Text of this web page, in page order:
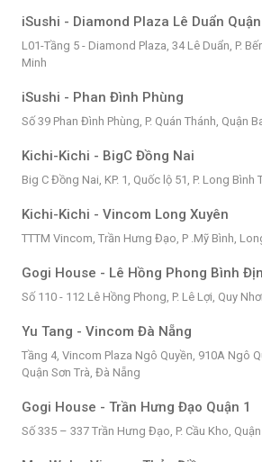
iSushi - Diamond Plaza Lê Duẩn Quận
L01-Tầng 5 - Diamond Plaza, 34 Lê Duẩn, P.
Minh
iSushi - Phan Đình Phùng
Số 39 Phan Đình Phùng, P. Quán Thánh, Quận
Kichi-Kichi - BigC Đồng Nai
Big C Đồng Nai, KP. 1, Quốc lộ 51, P. Long Bình
Kichi-Kichi - Vincom Long Xuyên
TTTM Vincom, Trần Hưng Đạo, P .Mỹ Bình,
Gogi House - Lê Hồng Phong Bình
Số 110 - 112 Lê Hồng Phong, P. Lê Lợi, Quy
Yu Tang - Vincom Đà Nẵng
Tầng 4, Vincom Plaza Ngô Quyền, 910A Ngô
Quận Sơn Trà, Đà Nẵng
Gogi House - Trần Hưng Đạo Quận 1
Số 335 – 337 Trần Hưng Đạo, P. Cầu Kho,